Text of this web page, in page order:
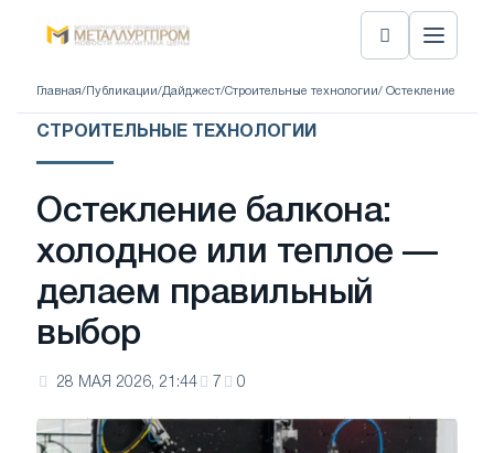
Главная/ Публикации/Дайджест/Строительные технологии/ Остекление
СТРОИТЕЛЬНЫЕ ТЕХНОЛОГИИ
Остекление балкона:
холодное или теплое —
делаем правильный
выбор
28 МАЯ 2026, 21:44 7 0